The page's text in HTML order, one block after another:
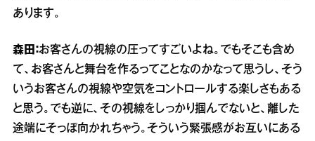
あります。
森田：お客さんの視線の圧ってすごいよね。でもそこも含め
て、お客さんと舞台を作るってことなのかなって思うし、そう
いうお客さんの視線や空気をコントロールする楽しさもある
と思う。でも逆に、その視線をしっかり掴んでないと、離した
途端にそっぽ向かれちゃう。そういう緊張感がお互いにある